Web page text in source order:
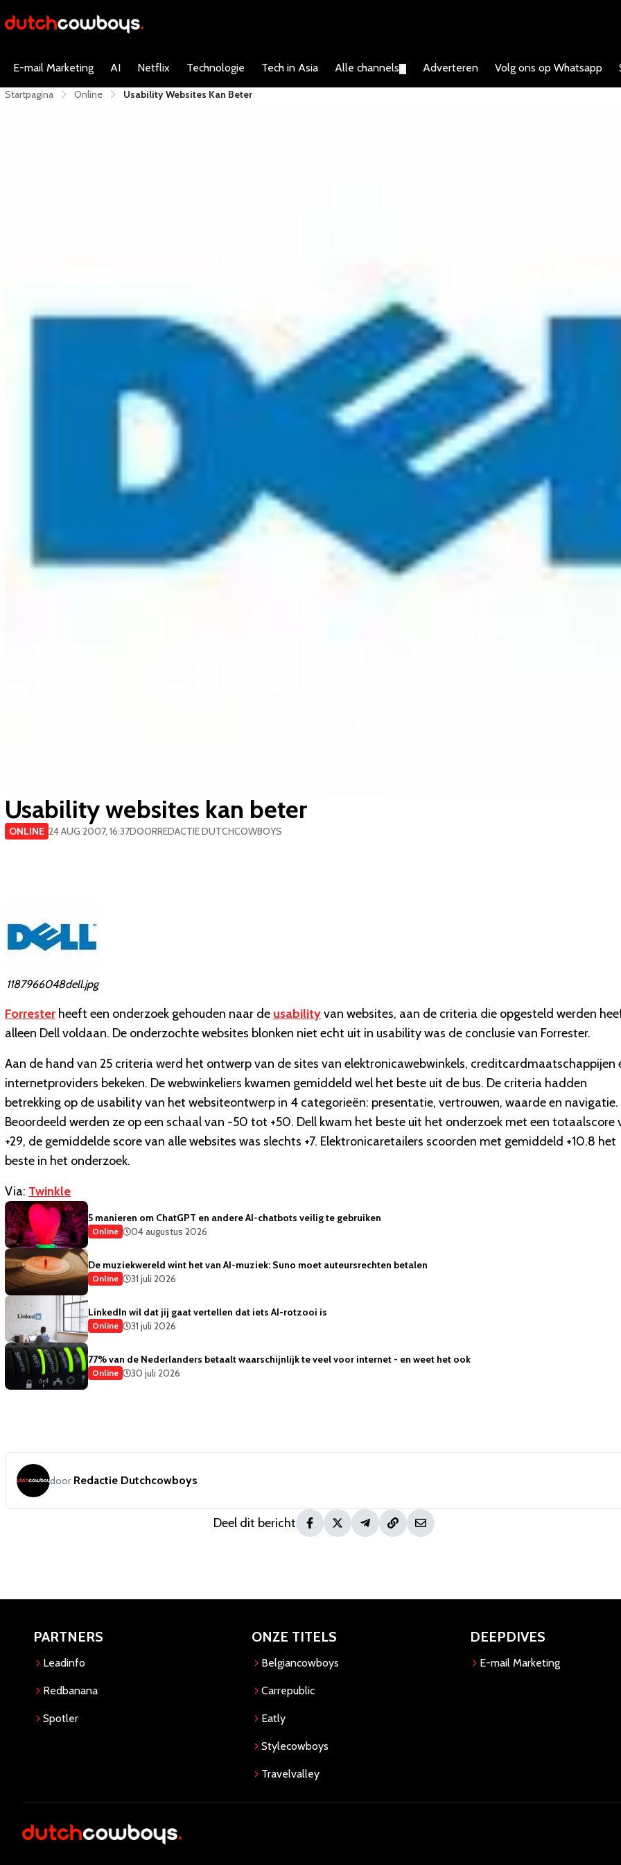
E-mail Marketing AI Netflix Technologie Tech in Asia Alle channels Adverteren Volg ons op Whatsapp
Startpagina Online Usability Websites Kan Beter
Usability websites kan beter
ONLINE 24 AUG 2007, 16:37DOORREDACTIE DUTCHCOWBOYS
1187966048dell.jpg
Forrester heeft een onderzoek gehouden naar de usabilityvan websites, aan de criteria die opgesteld werden
alleen Dell voldaan. De onderzochte websites blonken niet echt uit in usability was de conclusie van Forrester.
Aan de hand van 25 criteria werd het ontwerp van de sites van elektronicawebwinkels, creditcardmaatschappijen
internetproviders bekeken. De webwinkeliers kwamen gemiddeld wel het beste uit de bus. De criteria hadden
betrekking op de usability van het websiteontwerp in 4 categorieën: presentatie, vertrouwen, waarde en navigatie.
Beoordeeld werden ze op een schaal van -50 tot +50. Dell kwam het beste uit het onderzoek met een totaalscore
+29, de gemiddelde score van alle websites was slechts +7. Elektronicaretailers scoorden met gemiddeld +10.8 het
beste in het onderzoek.
Via: Twinkle
5 manieren om ChatGPT en andere AI-chatbots veilig te gebruiken
Online 04 augustus 2026
De muziekwereld wint het van AI-muziek: Suno moet auteursrechten betalen
Online 31 juli 2026
LinkedIn wil dat jij gaat vertellen dat iets AI-rotzooi is
Online 31 juli 2026
77% van de Nederlanders betaalt waarschijnlijk te veel voor internet - en weet het ook
Online 30 juli 2026
door Redactie Dutchcowboys
Deel dit bericht
PARTNERS
Leadinfo
Redbanana
Spotler
ONZE TITELS
Belgiancowboys
Carrepublic
Eatly
Stylecowboys
Travelvalley
DEEPDIVES
E-mail Marketing